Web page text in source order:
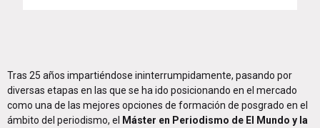
Tras 25 años impartiéndose ininterrumpidamente, pasando por
diversas etapas en las que se ha ido posicionando en el mercado
como una de las mejores opciones de formación de posgrado en el
ámbito del periodismo, el
Máster en Periodismo de El Mundo y la